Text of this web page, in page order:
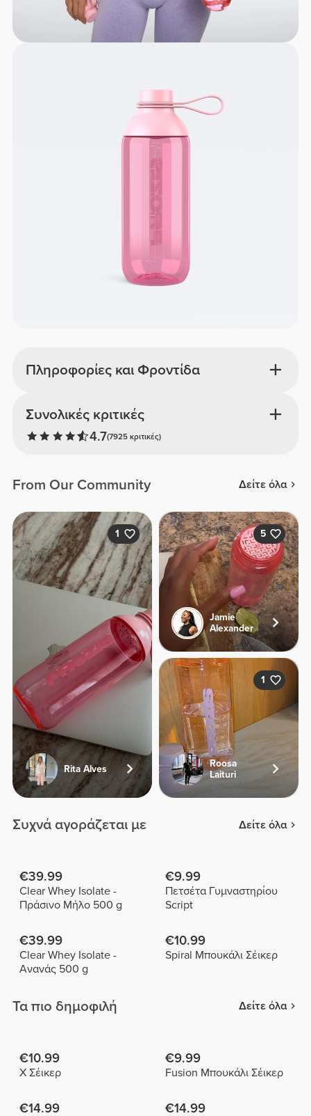
Πληροφορίες και Φροντίδα
Συνολικές κριτικές
4.7(7925 κριτικές)
From Our Community Δείτε όλα
1
Rita Alves
5
Jamie
Alexander
1
Roosa
Laituri
Συχνά αγοράζεται με Δείτε όλα
€39.99
Clear Whey Isolate -
Πράσινο Μήλο 500 g
€9.99
Πετσέτα Γυμναστηρίου
Script
€39.99
Clear Whey Isolate -
Ανανάς 500 g
€10.99
Spiral Μπουκάλι Σέικερ
Τα πιο δημοφιλή Δείτε όλα
€10.99
X Σέικερ
€9.99
Fusion Μπουκάλι Σέικερ
€14.99 €14.99